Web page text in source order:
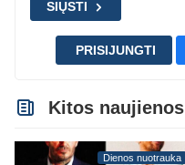
SIŲSTI
PRISIJUNGTI
Kitos naujienos
Dienos nuotrauka